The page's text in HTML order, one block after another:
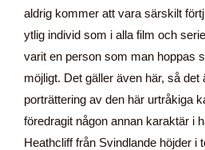
aldrig kommer att vara särskilt
ytlig individ som i alla film och
varit en person som man hoppas
möjligt. Det gäller även här, så
porträttering av den här urtråkiga
föredragit någon annan karaktär i
Heathcliff från Svindlande höjder i